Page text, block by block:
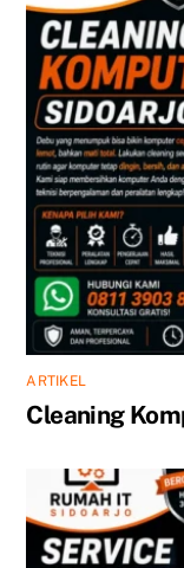
ARTIKEL
Cleaning